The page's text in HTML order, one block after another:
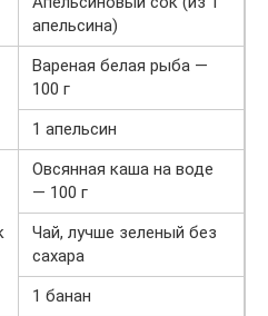
апельсина)
Вареная белая рыба —
100 г
1 апельсин
Овсянная каша на воде
— 100 г
Чай, лучше зеленый без
сахара
1 банан